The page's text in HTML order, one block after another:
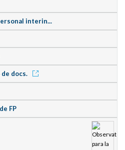
interin...
docs.
FP